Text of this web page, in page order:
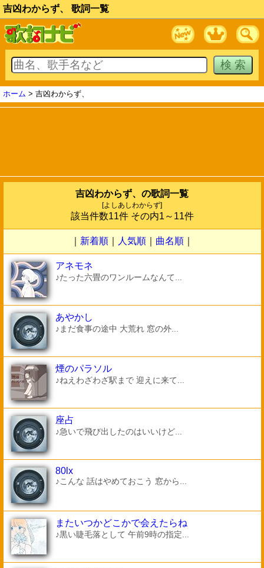
吉凶わからず、 歌詞一覧
ホーム > 吉凶わからず、
吉凶わからず、の歌詞一覧
[よしあしわからず]
該当件数11件 その内1～11件
新着順 人気順 曲名順
アネモネ
♪たった六畳のワンルームなんて...
あやかし
♪まだ食事の途中 大荒れ 窓の外...
煙のパラソル
♪ねえわざわざ駅まで 迎えに来て...
座占
♪急いで飛び出したのはいいけど...
80lx
♪こんな 話はやめておこう 窓から...
またいつかどこかで会えたらね
♪黒い睫毛落として 午前9時の指定...